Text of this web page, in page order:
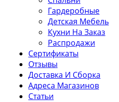
Гардеробные
Детская Мебель
Кухни На Заказ
Распродажи
Сертификаты
Отзывы
Доставка И Сборка
Адреса Магазинов
Статьи